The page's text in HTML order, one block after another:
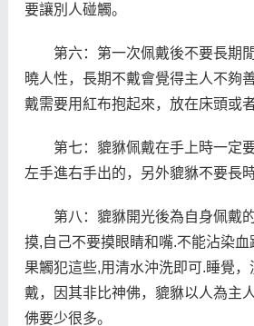
要讓別人碰觸。
第六：第一次佩戴後不要長期
曉人性，長期不戴會覺得主人不夠
戴需要用紅布抱起來，放在床頭或
第七：貔貅佩戴在手上時一定
左手進右手出的，另外貔貅不要長
第八：貔貅開光後為自身佩戴
摸,自己不要摸眼睛和嘴.不能沾染血
果觸犯這些,用清水沖洗即可.睡覺
戴，因其非比神佛，貔貅以人為主
佛要少很多。